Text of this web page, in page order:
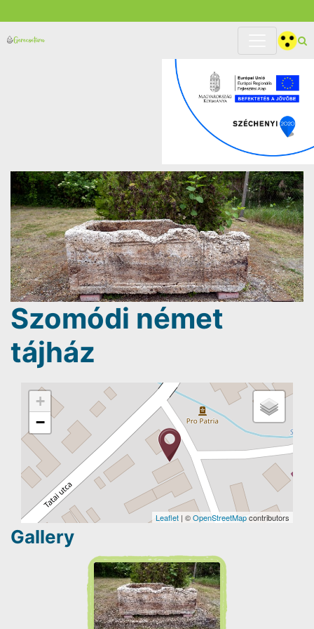
Szomódi német
tájház
+
−
Leaflet | ©OpenStreetMapcontributors
Gallery